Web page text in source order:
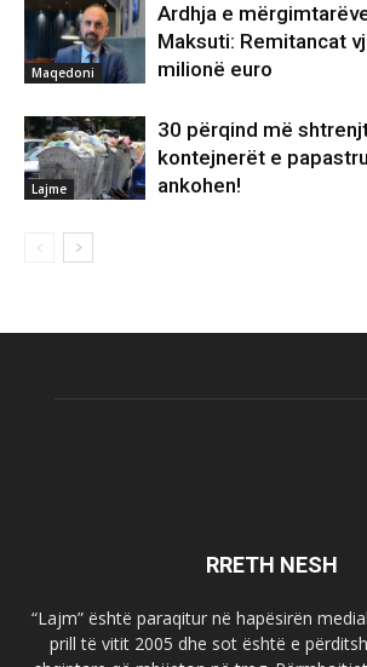
Maqedoni
Ardhja e
Maksuti: Remitancat
milionë euro
Lajme
30 përqind më
kontejnerët e
ankohen!
RRETH NESH
“Lajm” është paraqitur në hapësirën
prill të vitit 2005 dhe sot është e